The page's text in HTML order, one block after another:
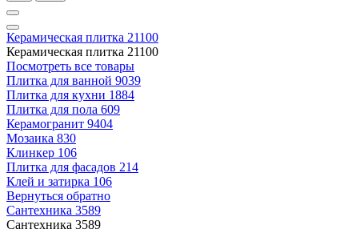
Керамическая плитка 21100
Керамическая плитка 21100
Посмотреть все товары
Плитка для ванной 9039
Плитка для кухни 1884
Плитка для пола 609
Керамогранит 9404
Мозаика 830
Клинкер 106
Плитка для фасадов 214
Клей и затирка 106
Вернуться обратно
Сантехника 3589
Сантехника 3589